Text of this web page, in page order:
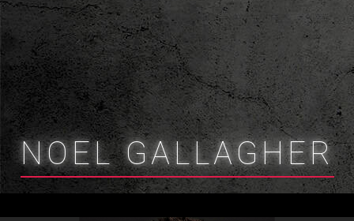
NOEL GALLAGHER